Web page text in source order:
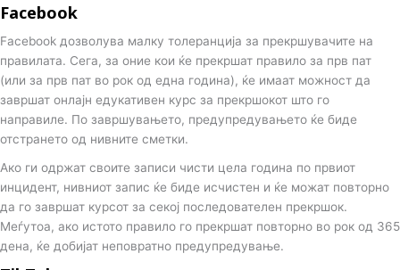
Facebook
Facebook дозволува малку толеранција за прекршувачите на
правилата. Сега, за оние кои ќе прекршат правило за прв пат
(или за прв пат во рок од една година), ќе имаат можност да
завршат онлајн едукативен курс за прекршокот што го
направиле. По завршувањето, предупредувањето ќе биде
отстрането од нивните сметки.
Ако ги одржат своите записи чисти цела година по првиот
инцидент, нивниот запис ќе биде исчистен и ќе можат повторно
да го завршат курсот за секој последователен прекршок.
Меѓутоа, ако истото правило го прекршат повторно во рок од 365
дена, ќе добијат неповратно предупредување.